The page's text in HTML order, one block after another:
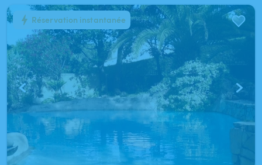
1/8 Réservation instantanée